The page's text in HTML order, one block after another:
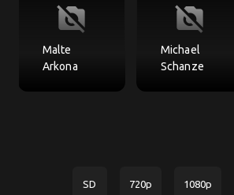
no_photography
Malte
Arkona
no_photography
Michael
Schanze
SD 720p 1080p